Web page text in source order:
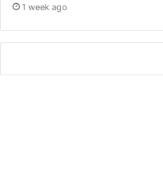
1 week ago